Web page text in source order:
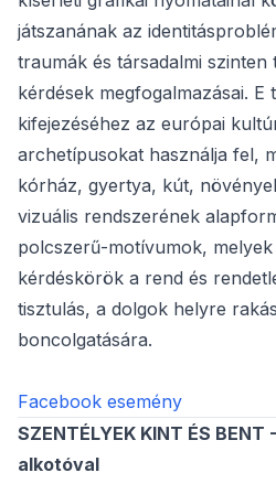
játszanának az
traumák és társadalmi szinten
kérdések megfogalmazásai. E
kifejezéséhez az európai
archetípusokat használja fel,
kórház, gyertya, kút,
vizuális rendszerének
polcszerű-motívumok,
kérdéskörök a rend és
tisztulás, a dolgok helyre
boncolgatására.
Facebook esemény
SZENTÉLYEK KINT ÉS
alkotóval